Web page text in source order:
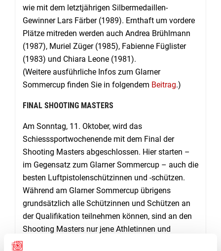
wie mit dem letztjährigen Silbermedaillen-
Gewinner Lars Färber (1989). Ernthaft um vordere
Plätze mitreden werden auch Andrea Brühlmann
(1987), Muriel Züger (1985), Fabienne Füglister
(1983) und Chiara Leone (1981).
(Weitere ausführliche Infos zum Glarner
Sommercup finden Sie in folgendem Beitrag.)
FINAL SHOOTING MASTERS
Am Sonntag, 11. Oktober, wird das
Schiesssportwochenende mit dem Final der
Shooting Masters abgeschlossen. Hier starten –
im Gegensatz zum Glarner Sommercup – auch die
besten Luftpistolenschützinnen und -schützen.
Während am Glarner Sommercup übrigens
grundsätzlich alle Schützinnen und Schützen an
der Qualifikation teilnehmen können, sind an den
Shooting Masters nur jene Athletinnen und